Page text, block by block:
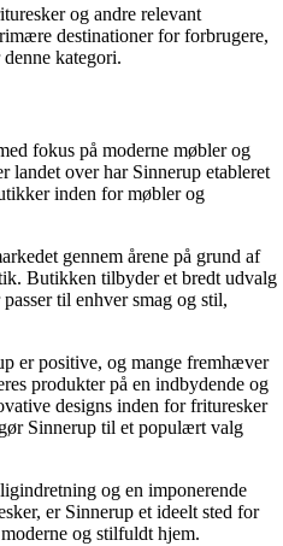
og andre relevant
destinationer for forbrugere,
kategori.
fokus på moderne møbler og
over har Sinnerup etableret
inden for møbler og
gennem årene på grund af
Butikken tilbyder et bredt udvalg
til enhver smag og stil,
er positive, og mange fremhæver
produkter på en indbydende og
designs inden for frituresker
Sinnerup til et populært valg
og en imponerende
er Sinnerup et ideelt sted for
og stilfuldt hjem.